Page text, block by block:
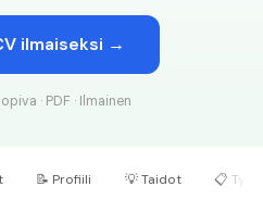
ilmaiseksi →
· PDF · Ilmainen
📝 Profiili 💡 Taidot 📋